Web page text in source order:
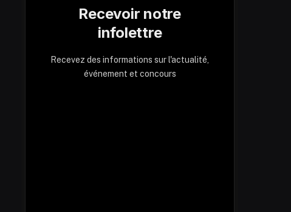
Recevoir notre
infolettre
Recevez des informations sur l'actualité,
événement et concours